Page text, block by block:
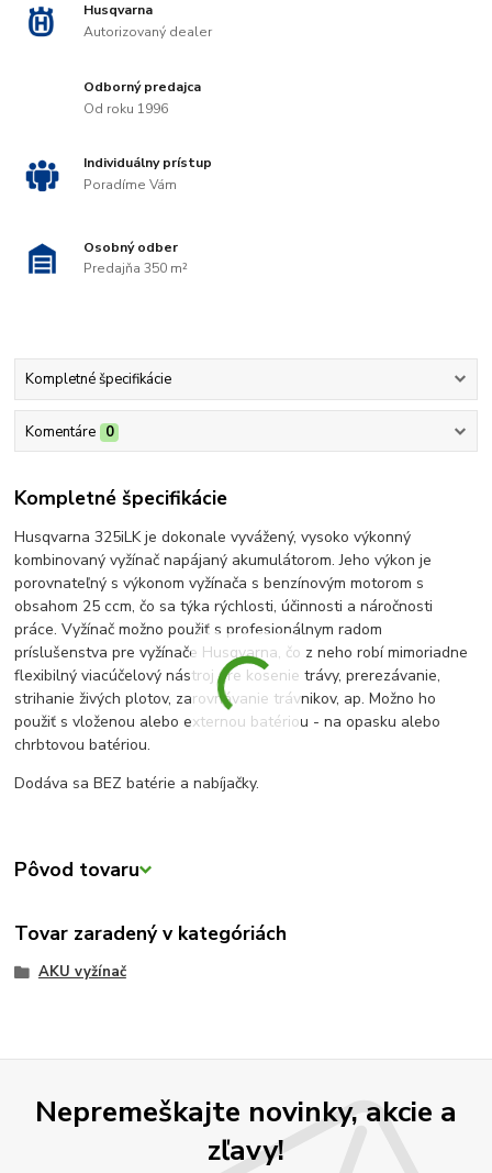
Husqvarna
Autorizovaný dealer
Odborný predajca
Od roku 1996
Individuálny prístup
Poradíme Vám
Osobný odber
Predajňa 350 m²
Kompletné špecifikácie
Komentáre 0
Kompletné špecifikácie
Husqvarna 325iLK je dokonale vyvážený, vysoko výkonný
kombinovaný vyžínač napájaný akumulátorom. Jeho výkon je
porovnateľný s výkonom vyžínača s benzínovým motorom s
obsahom 25 ccm, čo sa týka rýchlosti, účinnosti a náročnosti
práce. Vyžínač možno použiť s profesionálnym radom
príslušenstva pre vyžínače Husqvarna, čo z neho robí mimoriadne
flexibilný viacúčelový nástroj pre kosenie trávy, prerezávanie,
strihanie živých plotov, zarovnávanie trávnikov, ap. Možno ho
použiť s vloženou alebo externou batériou - na opasku alebo
chrbtovou batériou.
Dodáva sa BEZ batérie a nabíjačky.
Pôvod tovaru
Tovar zaradený v kategóriách
AKU vyžínač
Nepremeškajte novinky, akcie a
zľavy!